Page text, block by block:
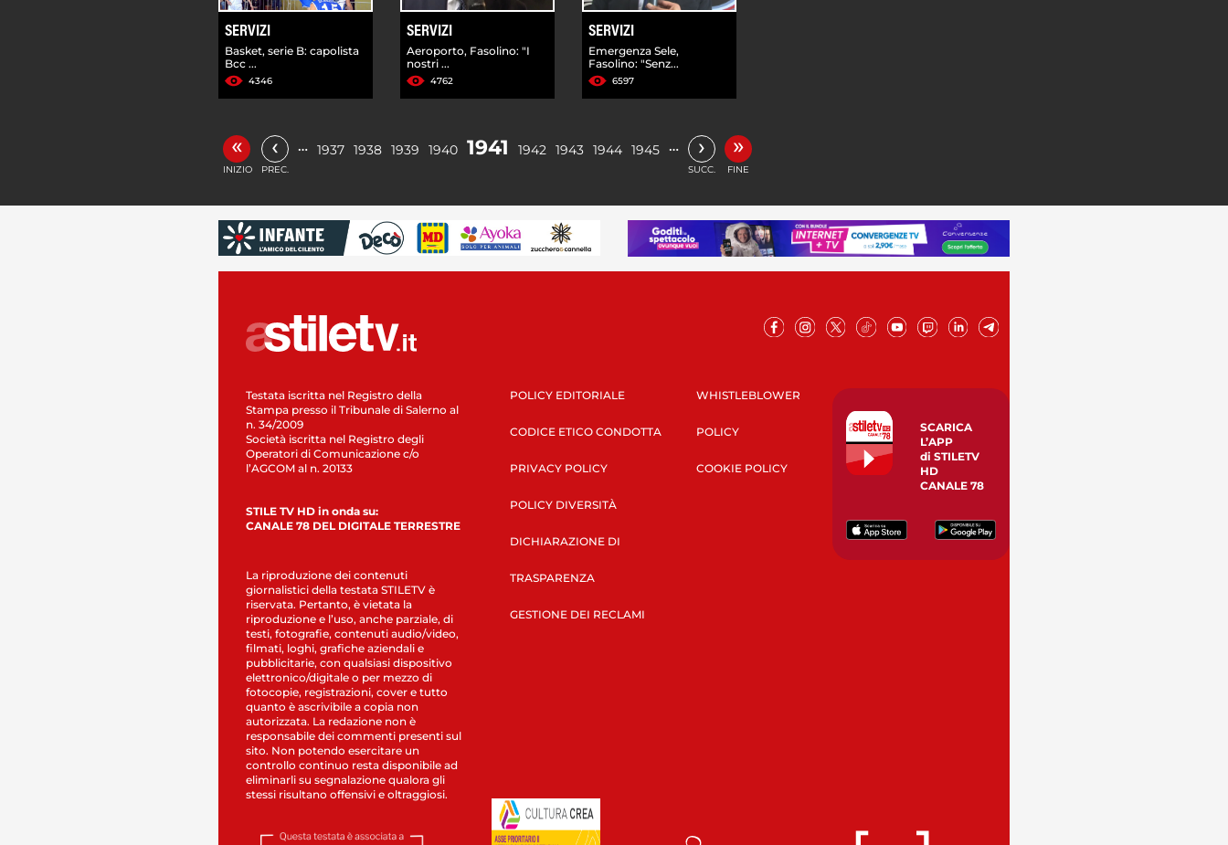
SERVIZI
Basket, serie B: capolista
Bcc ...
4346
SERVIZI
Aeroporto, Fasolino: "I
nostri ...
4762
SERVIZI
Emergenza Sele,
Fasolino: "Senz...
6597
«
INIZIO
‹
PREC.
… 1937 1938 1939 1940 1941 1942 1943 1944 1945 … ›
SUCC.
»
FINE
Testata iscritta nel Registro della
Stampa presso il Tribunale di Salerno al
n. 34/2009
Società iscritta nel Registro degli
Operatori di Comunicazione c/o
l’AGCOM al n. 20133
STILE TV HD in onda su:
CANALE 78 DEL DIGITALE TERRESTRE
La riproduzione dei contenuti
giornalistici della testata STILETV è
riservata. Pertanto, è vietata la
riproduzione e l’uso, anche parziale, di
testi, fotografie, contenuti audio/video,
filmati, loghi, grafiche aziendali e
pubblicitarie, con qualsiasi dispositivo
elettronico/digitale o per mezzo di
fotocopie, registrazioni, cover e tutto
quanto è ascrivibile a copia non
autorizzata. La redazione non è
responsabile dei commenti presenti sul
sito. Non potendo esercitare un
controllo continuo resta disponibile ad
eliminarli su segnalazione qualora gli
stessi risultano offensivi e oltraggiosi.
POLICY EDITORIALE
CODICE ETICO CONDOTTA
PRIVACY POLICY
POLICY DIVERSITÀ
DICHIARAZIONE DI
TRASPARENZA
GESTIONE DEI RECLAMI
WHISTLEBLOWER
POLICY
COOKIE POLICY
SCARICA
L’APP
di STILETV
HD
CANALE 78